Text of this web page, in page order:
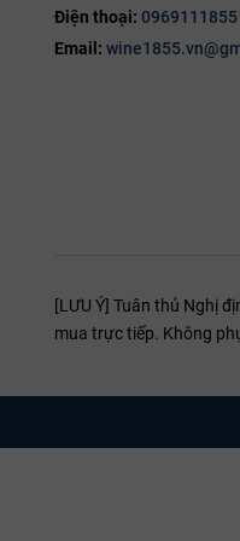
Điện thoại: 0969111855
Email:
[LƯU Ý] Tuân thủ Nghị
mua trực tiếp. Không